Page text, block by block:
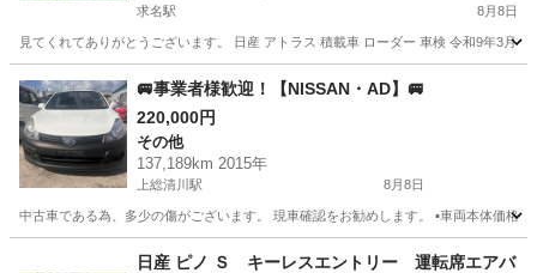
求名駅 8月8日
見てくれてありがとうございます。 日産 アトラス 積載車 ローダー 車検 令和9年3月
千葉 東金市 求名駅 その他
🚐事業者様歓迎！【NISSAN・AD】🚐
220,000円
その他
137,189km 2015年
上総清川駅 8月8日
中古車である為、多少の傷がございます。 現車確認をお勧めします。 ▪️車両本体価格
上総清川駅
日産 ピノ Ｓ キーレスエントリー 運転席エアバ